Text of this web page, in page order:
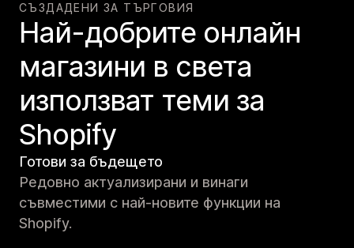
СЪЗДАДЕНИ ЗА ТЪРГОВИЯ
Най-добрите онлайн
магазини в света
използват теми за
Shopify
Готови за бъдещето
Редовно актуализирани и винаги
съвместими с най-новите функции на
Shopify.